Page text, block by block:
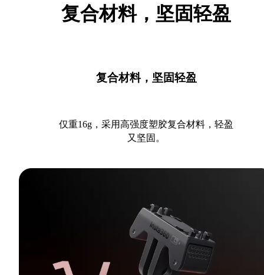
复合材料，坚固轻盈
复合材料，坚固轻盈
仅重16g，采用高强度塑胶复合材料，轻盈
又坚固。